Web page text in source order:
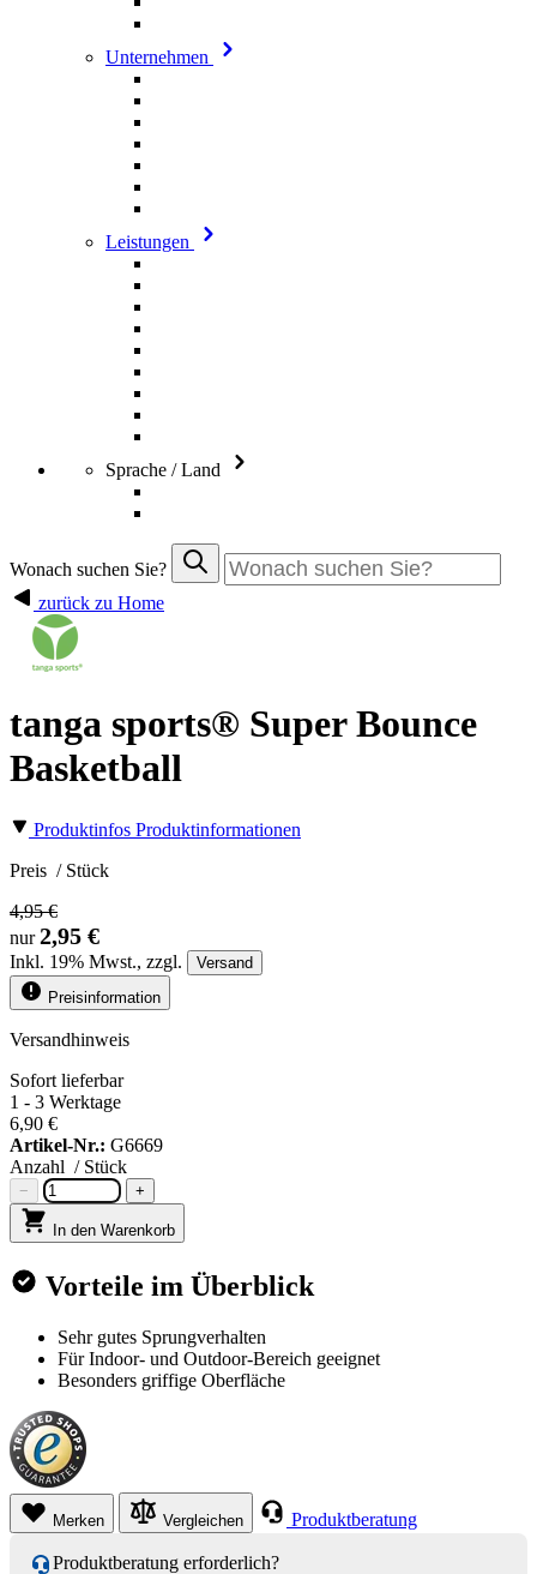
Unternehmen
Leistungen
Sprache / Land
Wonach suchen Sie?
zurück zu Home
tanga sports® Super Bounce
Basketball
Produktinfos Produktinformationen
Preis / Stück
4,95 €
nur2,95 €
Inkl. 19% Mwst., zzgl.
Versand
Preisinformation
Versandhinweis
Sofort lieferbar
1 - 3 Werktage
6,90 €
Artikel-Nr.: G6669
Anzahl / Stück
− +
In den Warenkorb
Vorteile im Überblick
Sehr gutes Sprungverhalten
Für Indoor- und Outdoor-Bereich geeignet
Besonders griffige Oberfläche
Merken Vergleichen Produktberatung
Produktberatung erforderlich?